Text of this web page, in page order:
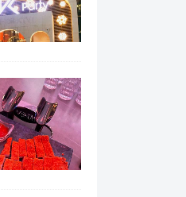
，但吃的种